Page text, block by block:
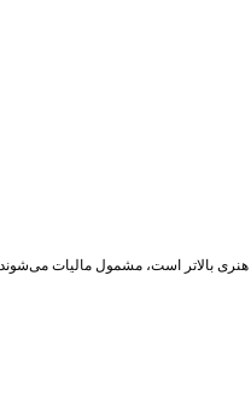
هنری بالاتر است، مشمول مالیات می‌شوند